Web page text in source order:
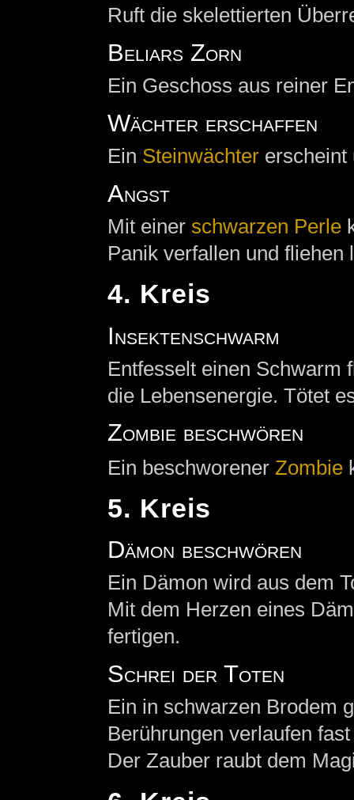
Ruft die skelettierten
Beliars Zorn
Ein Geschoss aus reiner
Wächter erschaffen
Ein Steinwächtererscheint
Angst
Mit einer schwarzen Perle
Panik verfallen und fliehen
4. Kreis
Insektenschwarm
Entfesselt einen Schwarm
die Lebensenergie. Tötet
Zombie beschwören
Ein beschworener Zombie
5. Kreis
Dämon beschwören
Ein Dämon wird aus dem
Mit dem Herzen eines
fertigen.
Schrei der Toten
Ein in schwarzen Brodem
Berührungen verlaufen
Der Zauber raubt dem